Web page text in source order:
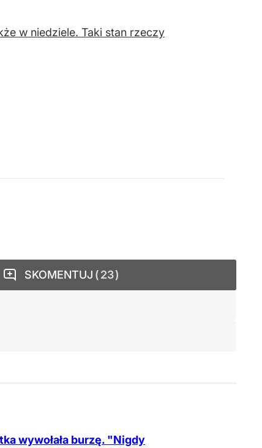
w niedziele. Taki stan rzeczy
SKOMENTUJ 23
wywołała burzę. "Nigdy